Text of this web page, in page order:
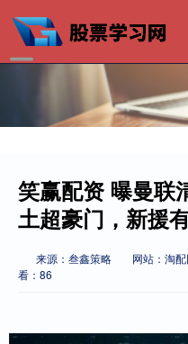
笑赢配资 曝曼联
土超豪门，新援
来源：叁鑫策略 网站：淘
看：86